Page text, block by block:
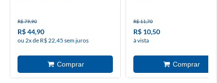
R$ 79,90
R$ 44,90
ou 2x de R$ 22,45 sem juros
R$ 11,70
R$ 10,50
à vista